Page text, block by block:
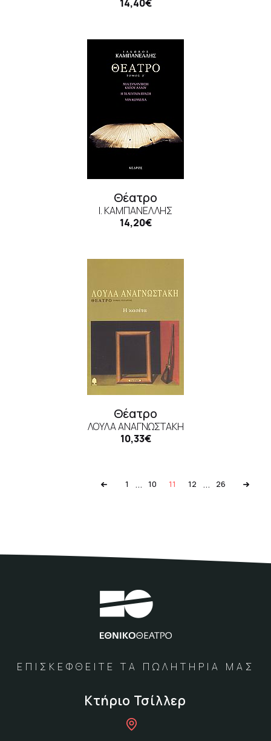
14,40€
Θέατρο
Ι. ΚΑΜΠΑΝΈΛΛΗΣ
14,20€
Θέατρο
ΛΟΎΛΑ ΑΝΑΓΝΩΣΤΆΚΗ
10,33€
1 ... 10 11 12 ... 26
ΕΠΙΣΚΕΦΘΕΙΤΕ ΤΑ ΠΩΛΗΤΗΡΙΑ ΜΑΣ
Κτήριο Τσίλλερ